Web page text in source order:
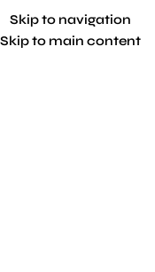
Skip to navigation
Skip to main content